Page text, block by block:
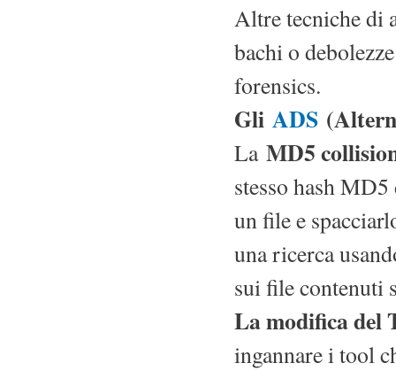
Altre tecniche di
bachi o
forensics.
Gli ADS
La MD5
stesso hash
un file e
una ricerca
sui file contenuti
La modifica del
ingannare i tool